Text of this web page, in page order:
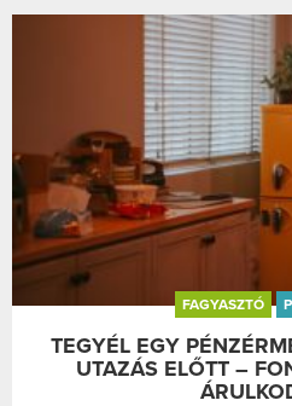
FAGYASZTÓ
TEGYÉL EGY
UTAZÁS ELŐTT –